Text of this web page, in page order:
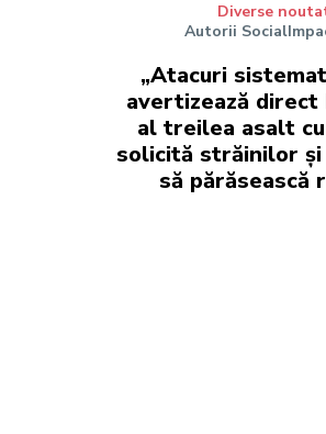
Diverse
Autorii
„Atacuri
avertizează direct
al treilea asalt
solicită străinilor
să părăsească